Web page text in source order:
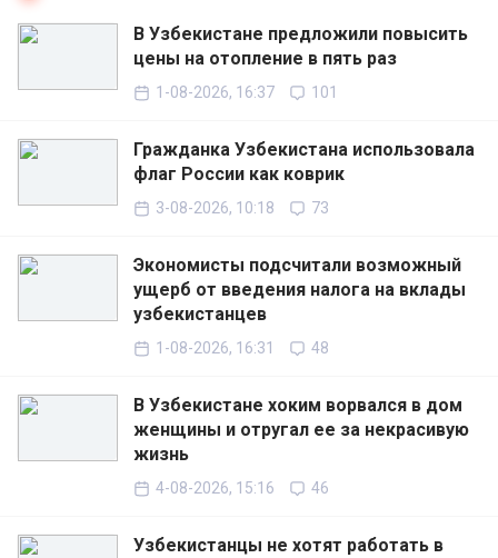
В Узбекистане предложили повысить
цены на отопление в пять раз
1-08-2026, 16:37 101
Гражданка Узбекистана использовала
флаг России как коврик
3-08-2026, 10:18 73
Экономисты подсчитали возможный
ущерб от введения налога на вклады
узбекистанцев
1-08-2026, 16:31 48
В Узбекистане хоким ворвался в дом
женщины и отругал ее за некрасивую
жизнь
4-08-2026, 15:16 46
Узбекистанцы не хотят работать в